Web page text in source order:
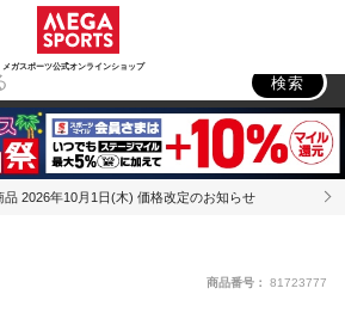
メガスポーツ公式オンラインショップ
トドア
検索
品 2026年10月1日(木) 価格改定のお知らせ
商品番号： 81723777